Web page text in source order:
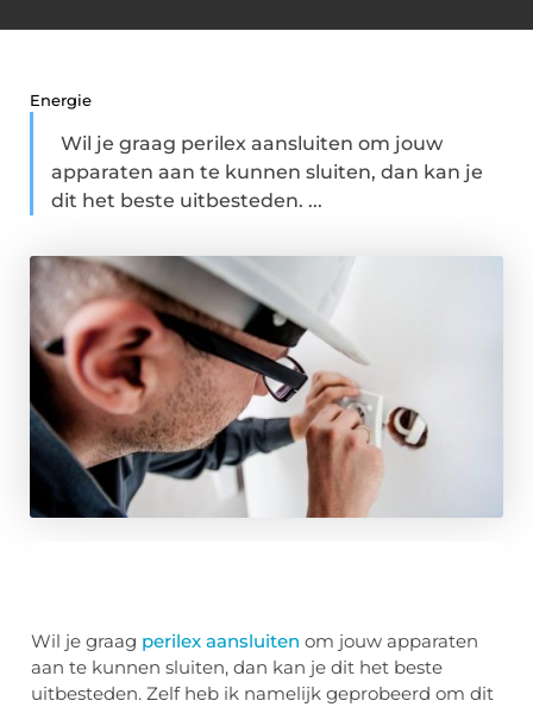
Energie
Wil je graag perilex aansluiten om jouw
apparaten aan te kunnen sluiten, dan kan je
dit het beste uitbesteden. ...
Wil je graag perilex aansluiten om jouw apparaten
aan te kunnen sluiten, dan kan je dit het beste
uitbesteden. Zelf heb ik namelijk geprobeerd om dit